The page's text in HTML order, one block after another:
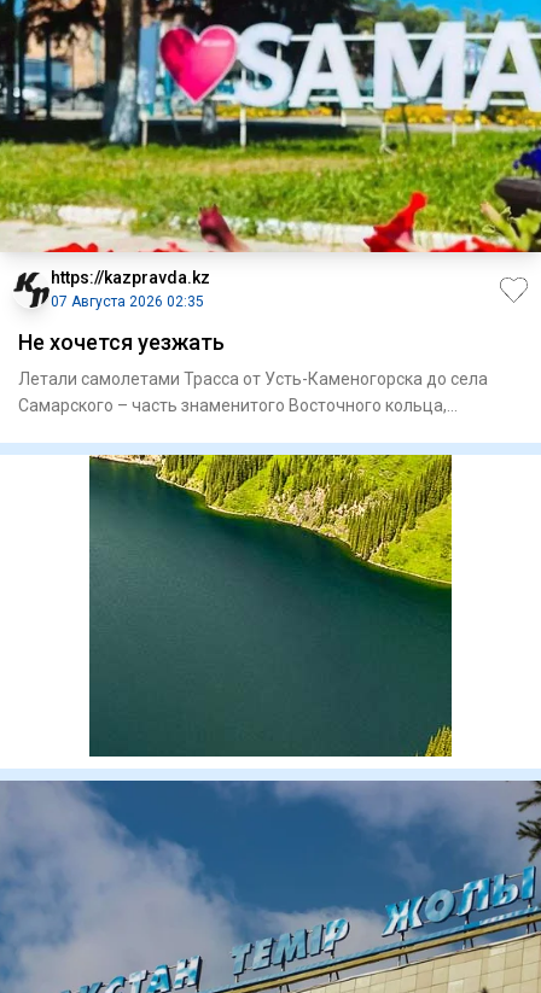
https://kazpravda.kz
07 Августа 2026 02:35
Не хочется уезжать
Летали самолетами Трасса от Усть-Каменогорска до села
Самарского – часть знаменитого Восточного кольца,